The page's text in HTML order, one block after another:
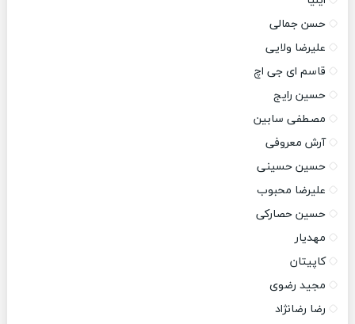
حسن جمالی
علیرضا ولایی
قاسم ای جی اچ
حسین رایج
مصطفی سابین
آرش معروفی
حسین حسینی
علیرضا محبوب
حسین حصارکی
مهدیار
کاپیتان
مجید رضوی
رضا رضانژاد